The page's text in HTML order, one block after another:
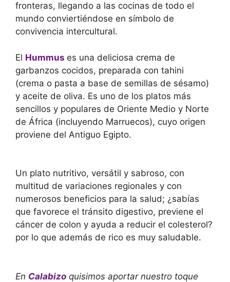
fronteras, llegando a las cocinas de todo el
mundo conviertiéndose en símbolo de
convivencia intercultural.
El Hummus es una deliciosa crema de
garbanzos cocidos, preparada con tahini
(crema o pasta a base de semillas de sésamo)
y aceite de oliva. Es uno de los platos más
sencillos y populares de Oriente Medio y Norte
de África (incluyendo Marruecos), cuyo origen
proviene del Antiguo Egipto.
Un plato nutritivo, versátil y sabroso, con
multitud de variaciones regionales y con
numerosos beneficios para la salud; ¿sabías
que favorece el tránsito digestivo, previene el
cáncer de colon y ayuda a reducir el colesterol?
por lo que además de rico es muy saludable.
En Calabizo quisimos aportar nuestro toque